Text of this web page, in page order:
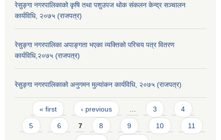
रेसुङ्गा नगरपालिकाको कृषि तथा पशुउपज थोक संकलन केन्द्र सञ्चालन
कार्यविधि, २०७५ (राजपत्र)
रेसुङ्गा नगरपालिका अपाङ्गता भएका व्यक्तिको परिचय पत्र वितरण
कार्यविधि,२०७५ (राजपत्र)
रेसुङ्गा नगरपालिकाको अनुगमन मुल्यांकन कार्यविधि, २०७५ (राजपत्र)
Pages
« first ‹ previous 3 4
5 6 7 8 9 10 11